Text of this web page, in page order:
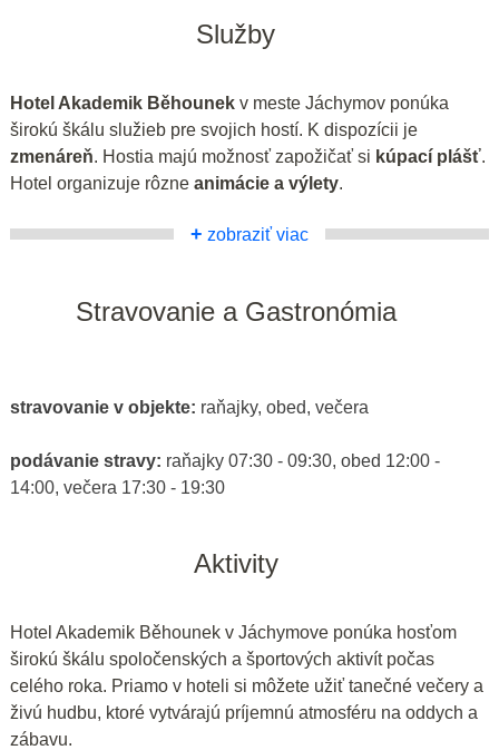
Služby
Hotel Akademik Běhounek v meste Jáchymov ponúka
širokú škálu služieb pre svojich hostí. K dispozícii je
zmenáreň. Hostia majú možnosť zapožičať si kúpací plášť.
Hotel organizuje rôzne animácie a výlety.
+ zobraziť viac
Stravovanie a Gastronómia
stravovanie v objekte: raňajky, obed, večera
podávanie stravy: raňajky 07:30 - 09:30, obed 12:00 -
14:00, večera 17:30 - 19:30
Aktivity
Hotel Akademik Běhounek v Jáchymove ponúka hosťom
širokú škálu spoločenských a športových aktivít počas
celého roka. Priamo v hoteli si môžete užiť tanečné večery a
živú hudbu, ktoré vytvárajú príjemnú atmosféru na oddych a
zábavu.